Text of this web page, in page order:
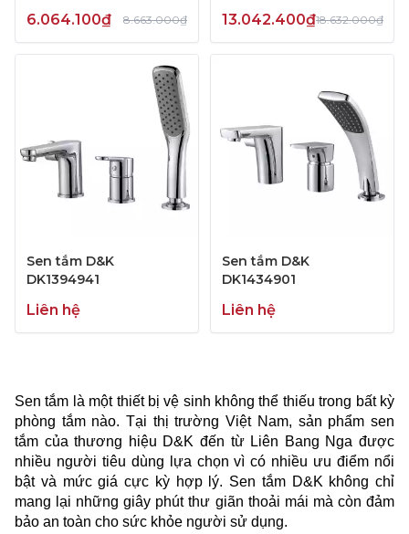
6.064.100₫ 8.663.000₫ 13.042.400₫18.632.000₫
Sen tắm D&K
DK1394941
Liên hệ
Sen tắm D&K
DK1434901
Liên hệ
Sen tắm là một thiết bị vệ sinh không thể thiếu trong bất kỳ
phòng tắm nào. Tại thị trường Việt Nam, sản phẩm sen
tắm của thương hiệu D&K đến từ Liên Bang Nga được
nhiều người tiêu dùng lựa chọn vì có nhiều ưu điểm nổi
bật và mức giá cực kỳ hợp lý. Sen tắm D&K không chỉ
mang lại những giây phút thư giãn thoải mái mà còn đảm
bảo an toàn cho sức khỏe người sử dụng.